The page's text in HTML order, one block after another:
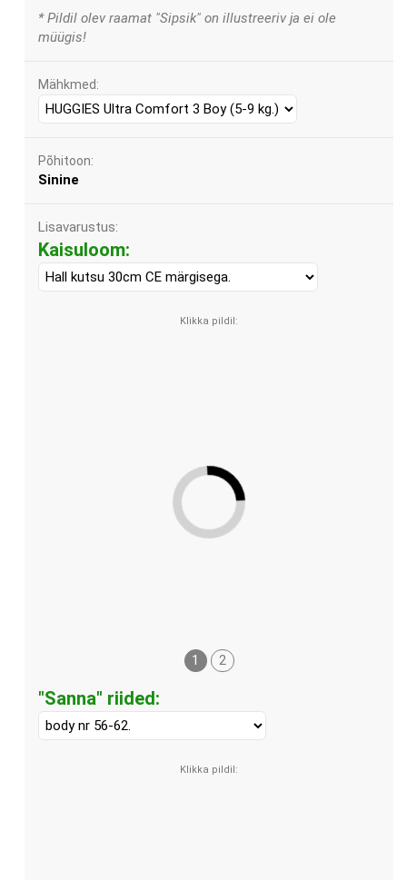
* Pildil olev raamat "Sipsik" on illustreeriv ja ei ole
müügis!
Mähkmed:
Põhitoon:
Sinine
Lisavarustus:
Kaisuloom:
1 2
"Sanna" riided: